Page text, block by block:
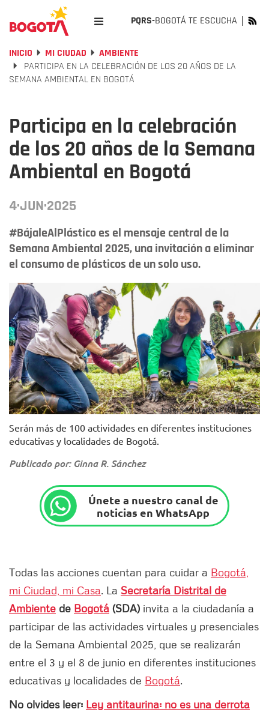
PQRS-BOGOTÁ TE ESCUCHA
INICIO MI CIUDAD
AMBIENTE
PARTICIPA EN LA CELEBRACIÓN DE LOS 20 AÑOS DE LA
SEMANA AMBIENTAL EN BOGOTÁ
Participa en la celebración
de los 20 años de la Semana
Ambiental en Bogotá
4·JUN·2025
#BájaleAlPlástico es el mensaje central de la
Semana Ambiental 2025, una invitación a eliminar
el consumo de plásticos de un solo uso.
Foto: Secretaría de Ambiente.
Serán más de 100 actividades en diferentes instituciones
educativas y localidades de Bogotá.
Publicado por: Ginna R. Sánchez
Únete a nuestro canal de
noticias en WhatsApp
Todas las acciones cuentan para cuidar a Bogotá,
mi Ciudad, mi Casa. La Secretaría Distrital de
Ambiente de Bogotá (SDA) invita a la ciudadanía a
participar de las actividades virtuales y presenciales
de la Semana Ambiental 2025, que se realizarán
entre el 3 y el 8 de junio en diferentes instituciones
educativas y localidades de Bogotá.
No olvides leer: Ley antitaurina: no es una derrota